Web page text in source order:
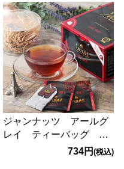
ジャンナッツ アールグ
レイ ティーバッグ
734円 (税込)